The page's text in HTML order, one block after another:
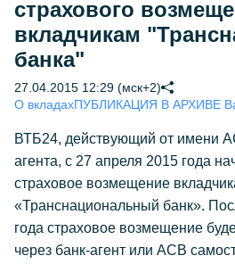
страхового
вкладчикам
банка"
27.04.2015 12:29 (мск+2)
О вкладахПУБЛИКАЦИЯ В АРХИВЕ
ВТБ24, действующий от имени
агента, с 27 апреля 2015 года
страховое возмещение
«Транснациональный банк».
года страховое возмещение
через банк-агент или АСВ